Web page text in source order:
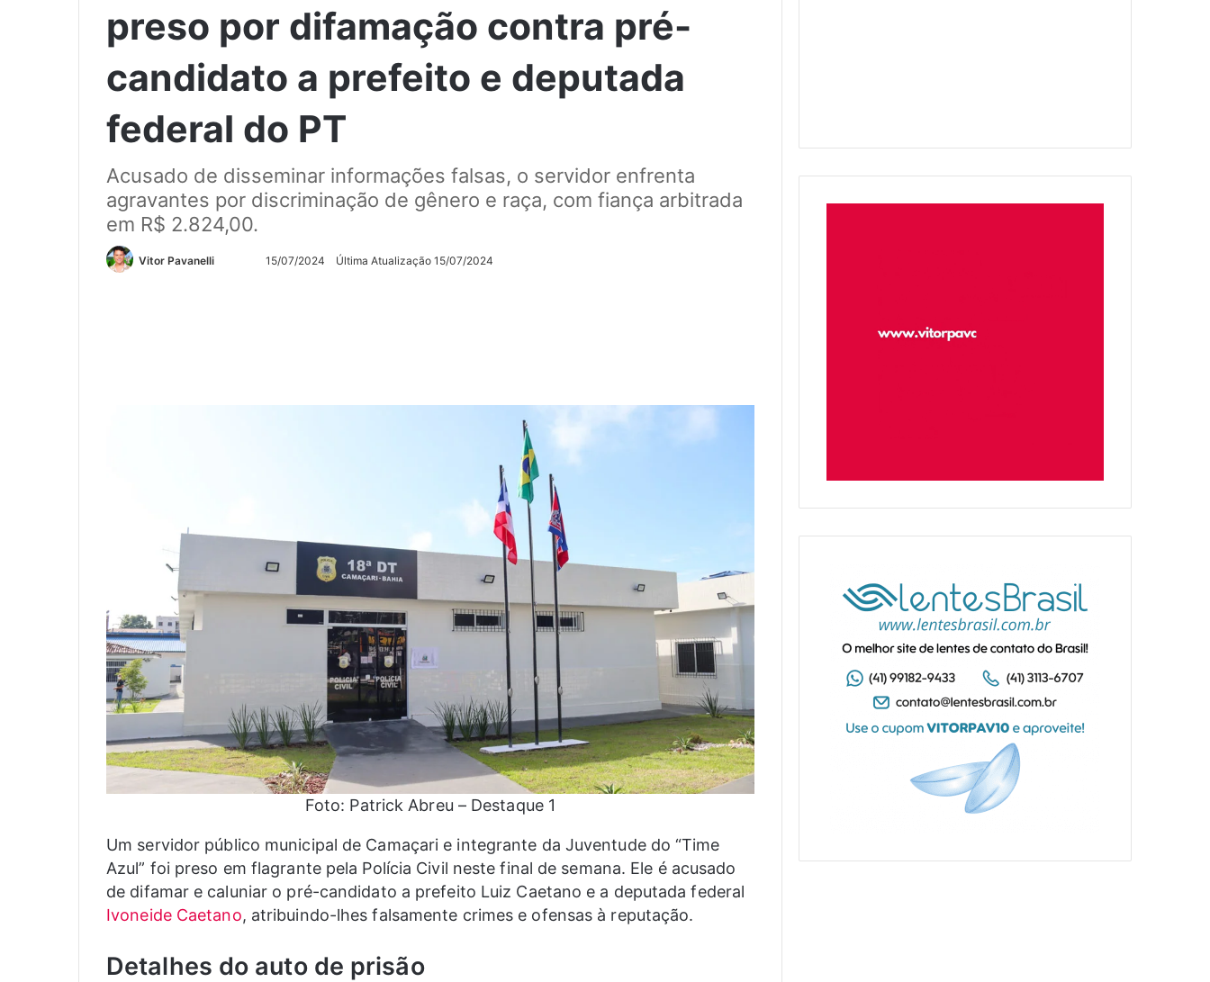
preso por difamação contra pré-
candidato a prefeito e deputada
federal do PT
Acusado de disseminar informações falsas, o servidor enfrenta
agravantes por discriminação de gênero e raça, com fiança arbitrada
em R$ 2.824,00.
Vitor Pavanelli
Mande15/07/2024 Última Atualização 15/07/2024
Foto: Patrick Abreu – Destaque 1
Um servidor público municipal de Camaçari e integrante da Juventude do “Time
Azul” foi preso em flagrante pela Polícia Civil neste final de semana. Ele é acusado
de difamar e caluniar o pré-candidato a prefeito Luiz Caetano e a deputada federal
Ivoneide Caetano, atribuindo-lhes falsamente crimes e ofensas à reputação.
Detalhes do auto de prisão